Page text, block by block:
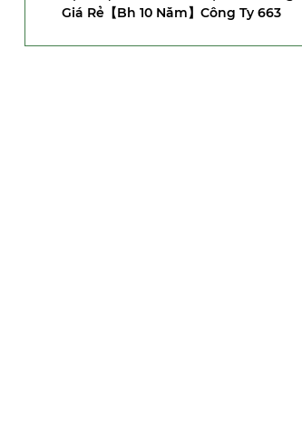
Giá Rẻ【Bh 10 Năm】Công Ty 663